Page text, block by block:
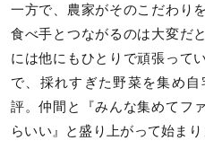
一方で、農家がそのこだわり
食べ手とつながるのは大変だ
には他にもひとりで頑張って
で、採れすぎた野菜を集め
評。仲間と『みんな集めてフ
らいい』と盛り上がって始まり